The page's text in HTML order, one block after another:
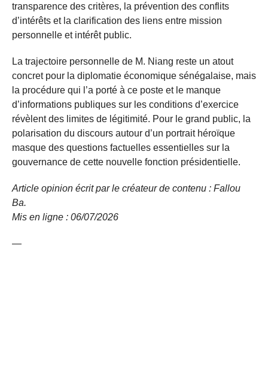
transparence des critères, la prévention des conflits
d’intérêts et la clarification des liens entre mission
personnelle et intérêt public.
La trajectoire personnelle de M. Niang reste un atout
concret pour la diplomatie économique sénégalaise, mais
la procédure qui l’a porté à ce poste et le manque
d’informations publiques sur les conditions d’exercice
révèlent des limites de légitimité. Pour le grand public, la
polarisation du discours autour d’un portrait héroïque
masque des questions factuelles essentielles sur la
gouvernance de cette nouvelle fonction présidentielle.
Article opinion écrit par le créateur de contenu : Fallou
Ba.
Mis en ligne : 06/07/2026
—